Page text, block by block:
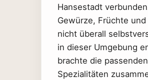
Hansestadt
Gewürze, Früchte
nicht überall
in dieser Umgebung
brachte die
Spezialitäten